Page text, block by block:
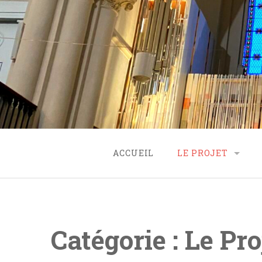
to
content
ACCUEIL LE PROJET
FINANCEMENT
Catégorie : Le